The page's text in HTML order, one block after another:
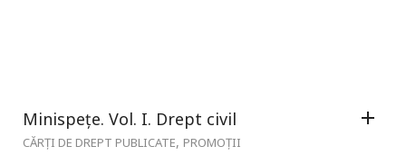
Minispețe. Vol. I. Drept civil
CĂRȚI DE DREPT PUBLICATE, PROMOȚII